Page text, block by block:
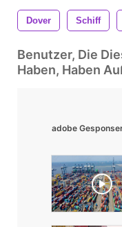
Dover Schiff
Benutzer, Die
Haben, Haben
adobe